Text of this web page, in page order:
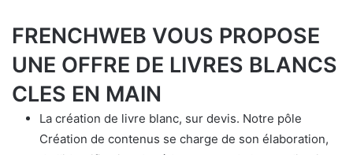
FRENCHWEB VOUS PROPOSE
UNE OFFRE DE LIVRES BLANCS
CLES EN MAIN
La création de livre blanc, sur devis. Notre pôle
Création de contenus se charge de son élaboration,